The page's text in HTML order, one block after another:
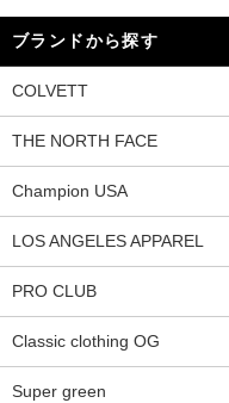
ブランドから探す
COLVETT
THE NORTH FACE
Champion USA
LOS ANGELES APPAREL
PRO CLUB
Classic clothing OG
Super green